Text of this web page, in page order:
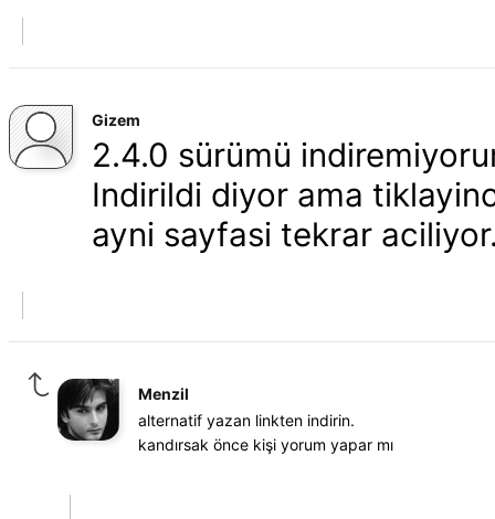
Gizem
2.4.0 sürümü
Indirildi diyor ama
ayni sayfasi tekrar
Menzil
alternatif yazan linkten indirin.
kandırsak önce kişi yorum yapar mı